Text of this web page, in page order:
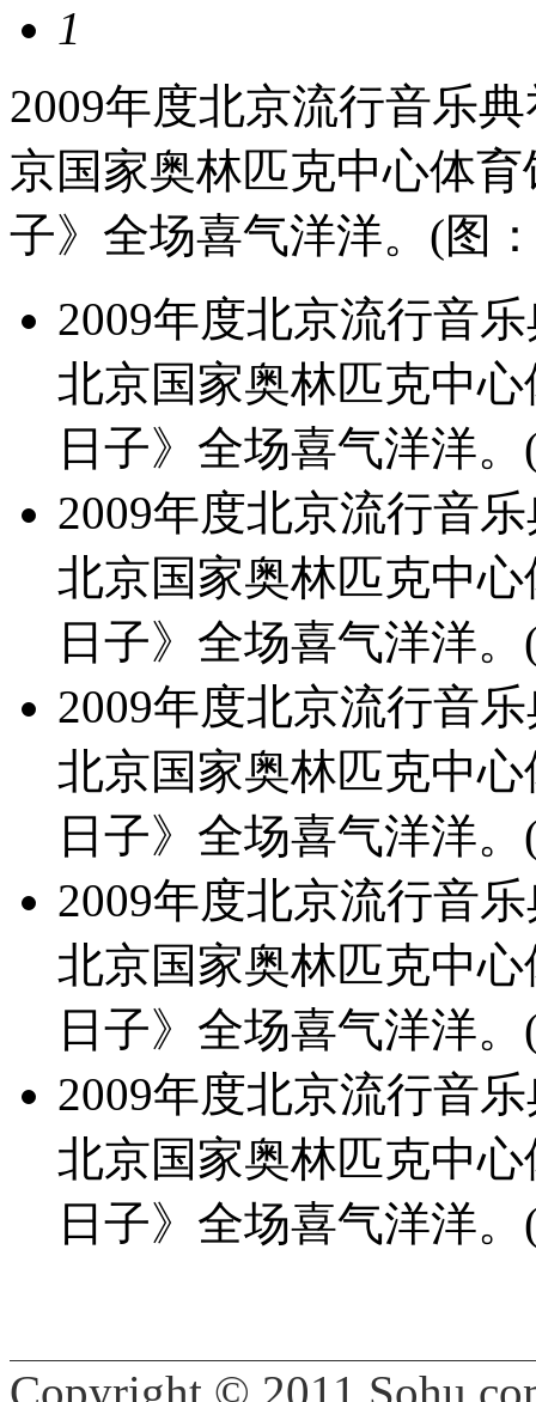
1
2009年度北京流行音乐
京国家奥林匹克中心体
子》全场喜气洋洋。(图
2009年度北京流行音
北京国家奥林匹克中
日子》全场喜气洋洋
2009年度北京流行音
北京国家奥林匹克中
日子》全场喜气洋洋
2009年度北京流行音
北京国家奥林匹克中
日子》全场喜气洋洋
2009年度北京流行音
北京国家奥林匹克中
日子》全场喜气洋洋
2009年度北京流行音
北京国家奥林匹克中
日子》全场喜气洋洋
Copyright © 2011